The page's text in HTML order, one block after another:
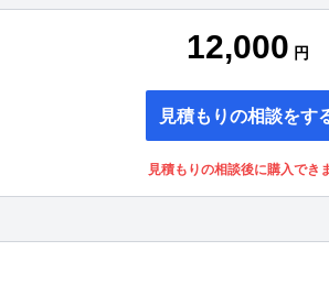
12,000 円
見積もりの相談をす
見積もりの相談後に購入でき